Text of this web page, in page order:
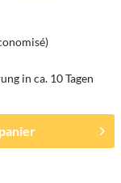
in ca. 10 Tagen